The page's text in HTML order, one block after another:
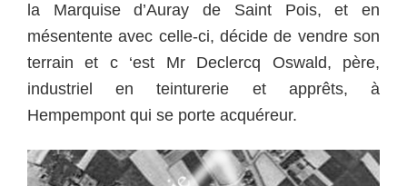
la Marquise d’Auray de Saint Pois, et en
mésentente avec celle-ci, décide de vendre son
terrain et c ‘est Mr Declercq Oswald, père,
industriel en teinturerie et apprêts, à
Hempempont qui se porte acquéreur.